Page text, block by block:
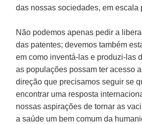
das nossas sociedades, em escala
Não podemos apenas pedir a
das patentes; devemos também
em como inventá-las e produzi-las
as populações possam ter acesso
direção que precisamos seguir se
encontrar uma resposta
nossas aspirações de tornar as
a saúde um bem comum da